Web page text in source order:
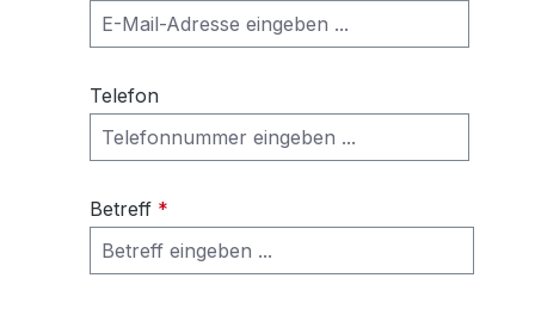
Telefon
Betreff *